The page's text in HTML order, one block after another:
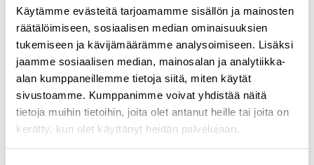
Käytämme evästeitä tarjoamamme sisällön ja mainosten
räätälöimiseen, sosiaalisen median ominaisuuksien
tukemiseen ja kävijämäärämme analysoimiseen. Lisäksi
jaamme sosiaalisen median, mainosalan ja analytiikka-
alan kumppaneillemme tietoja siitä, miten käytät
sivustoamme. Kumppanimme voivat yhdistää näitä
tietoja muihin tietoihin, joita olet antanut heille tai joita on
kerätty, kun olet käyttänyt heidän palvelujaan.
Satakuntaliitto sekä Porin, Rauman, Kankaanpään, Kokemäen, Ulvilan
ja Harjavallan kaupungit. Yritystietoja päivitetään niin
palveluntarjoajien toimesta kuin vuosittain hankittavan
yritysrekisterin avulla. Myös yritysten on mahdollista ilmoittaa
tietojensa muutoksista tai täydennyksistä. Tämä onnistuu kätevästi
- Kannustamme yrityksiä pitämään tietonsa ajan tasalla ja tarvittaessa